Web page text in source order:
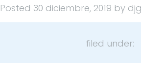
Posted 30 diciembre, 2019 by
filed under: